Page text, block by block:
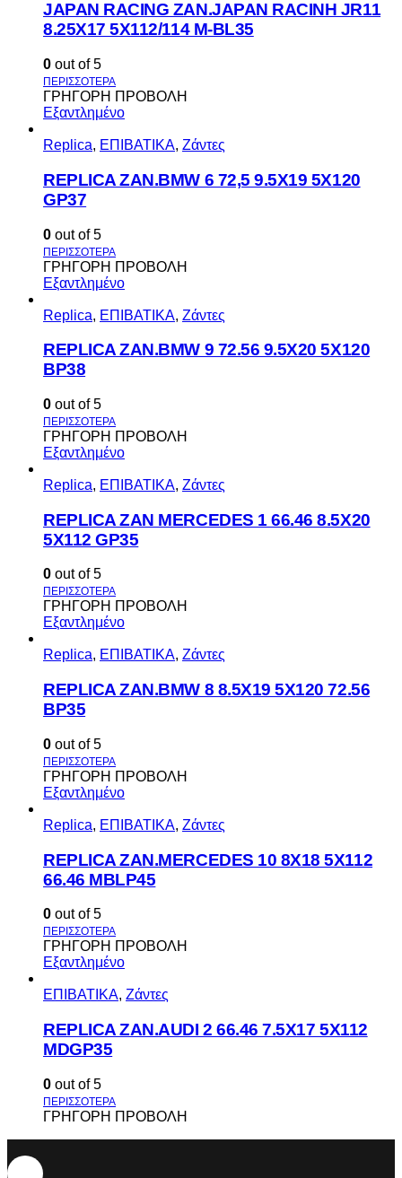
JAPAN RACING ZAN.JAPAN RACINH JR11
8.25X17 5X112/114 M-BL35
0 out of 5
ΓΡΗΓΟΡΗ ΠΡΟΒΟΛΗ
Εξαντλημένο
Replica, ΕΠΙΒΑΤΙΚΑ, Ζάντες
REPLICA ZAN.BMW 6 72,5 9.5X19 5X120
GP37
0 out of 5
ΓΡΗΓΟΡΗ ΠΡΟΒΟΛΗ
Εξαντλημένο
Replica, ΕΠΙΒΑΤΙΚΑ, Ζάντες
REPLICA ZAN.BMW 9 72.56 9.5X20 5X120
BP38
0 out of 5
ΓΡΗΓΟΡΗ ΠΡΟΒΟΛΗ
Εξαντλημένο
Replica, ΕΠΙΒΑΤΙΚΑ, Ζάντες
REPLICA ZAN MERCEDES 1 66.46 8.5X20
5X112 GP35
0 out of 5
ΓΡΗΓΟΡΗ ΠΡΟΒΟΛΗ
Εξαντλημένο
Replica, ΕΠΙΒΑΤΙΚΑ, Ζάντες
REPLICA ZAN.BMW 8 8.5X19 5X120 72.56
BP35
0 out of 5
ΓΡΗΓΟΡΗ ΠΡΟΒΟΛΗ
Εξαντλημένο
Replica, ΕΠΙΒΑΤΙΚΑ, Ζάντες
REPLICA ZAN.MERCEDES 10 8X18 5X112
66.46 MBLP45
0 out of 5
ΓΡΗΓΟΡΗ ΠΡΟΒΟΛΗ
Εξαντλημένο
ΕΠΙΒΑΤΙΚΑ, Ζάντες
REPLICA ZAN.AUDI 2 66.46 7.5X17 5X112
MDGP35
0 out of 5
ΓΡΗΓΟΡΗ ΠΡΟΒΟΛΗ